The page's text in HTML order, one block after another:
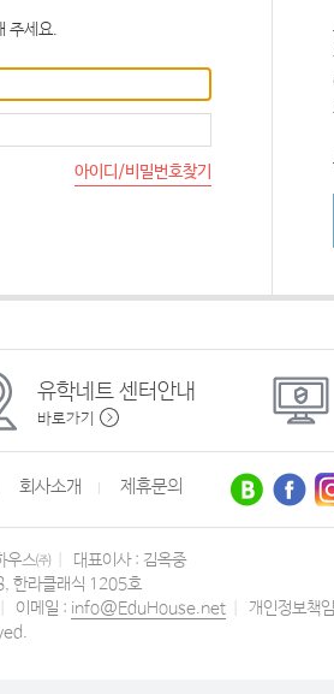
주세요.
아이디/비밀번호찾기
유학네트 센터안내
바로가기
회사소개 제휴문의
우스㈜
대표이사 : 김옥중
한라클래식 1205호
이메일 : info@EduHouse.net
개인정보책